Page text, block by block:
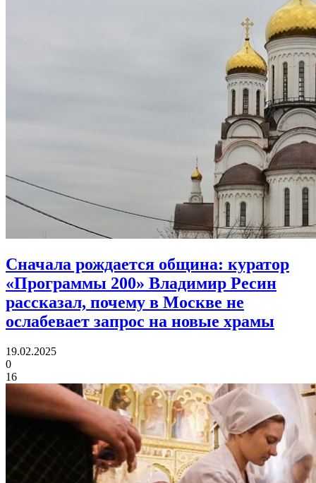
Сначала рождается община: куратор
«Программы 200» Владимир Ресин
рассказал, почему в Москве не
ослабевает запрос на новые храмы
19.02.2025
0
16